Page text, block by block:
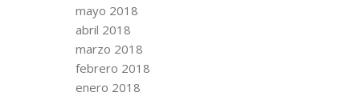
mayo 2018
abril 2018
marzo 2018
febrero 2018
enero 2018